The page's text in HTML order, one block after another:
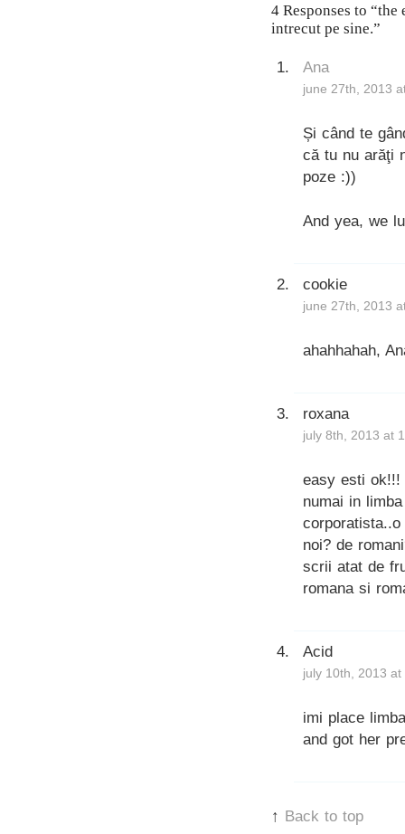
4 Responses to
intrecut pe sine.”
Ana
june 27th, 2013
Și când te
că tu nu arăţi
poze :))
And yea, we
cookie
june 27th, 2013
ahahhahah,
roxana
july 8th, 2013 at
easy esti
numai in
noi? de
scrii atat de
romana si
Acid
july 10th, 2013
imi place
and got her
↑ Back to top